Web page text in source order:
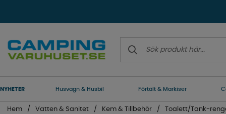
NYHETER Husvagn & Husbil Förtält & Markiser
Hem Vatten & Sanitet Kem & Tillbehör Toalett/Tank-